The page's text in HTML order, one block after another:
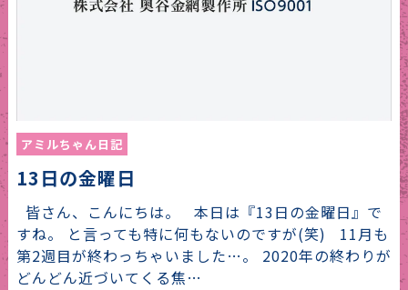
アミルちゃん日記
13日の金曜日
皆さん、こんにちは。 本日は『13日の金曜日』で
すね。 と言っても特に何もないのですが(笑) 11月も
第2週目が終わっちゃいました…。 2020年の終わりが
どんどん近づいてくる焦…